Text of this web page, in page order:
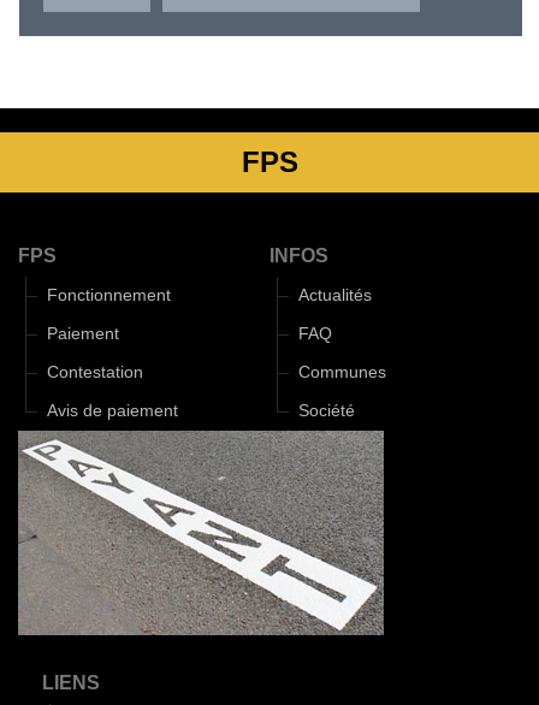
FPS
FPS
Fonctionnement
Paiement
Contestation
Avis de paiement
INFOS
Actualités
FAQ
Communes
Société
LIENS